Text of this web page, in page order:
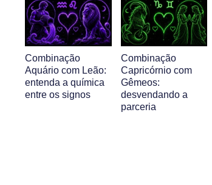
Combinação
Aquário com Leão:
entenda a química
entre os signos
Combinação
Capricórnio com
Gêmeos:
desvendando a
parceria